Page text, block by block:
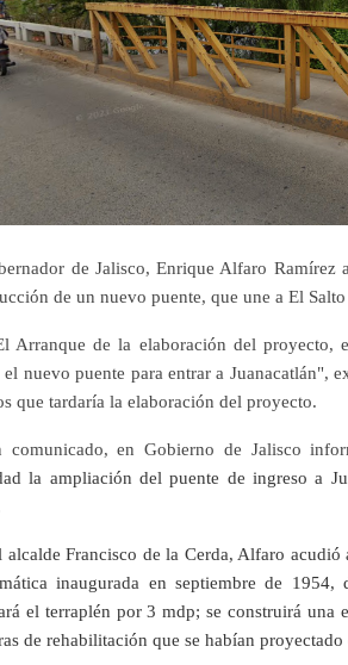
de Jalisco, Enrique Alfaro Ramírez
de un nuevo puente, que une a El
Arranque de la elaboración del proyecto,
nuevo puente para entrar a Juanacatlán",
que tardaría la elaboración del proyecto.
comunicado, en Gobierno de Jalisco
la ampliación del puente de ingreso a
alcalde Francisco de la Cerda, Alfaro
inaugurada en septiembre de
el terraplén por 3 mdp; se construirá una
de rehabilitación que se habían